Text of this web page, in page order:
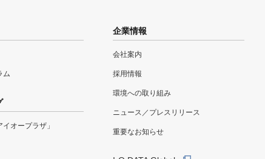
ム
オープラザ」
企業情報
会社案内
採用情報
環境への取り組み
ニュース／プレスリリース
重要なお知らせ